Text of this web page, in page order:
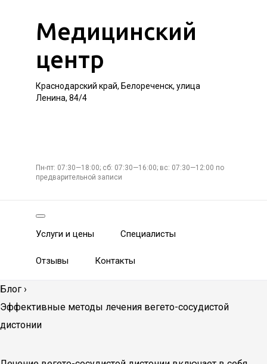
Медицинский
центр
Краснодарский край, Белореченск, улица
Ленина, 84/4
Пн-пт: 07:30—18:00; сб: 07:30—16:00; вс: 07:30—12:00 по
предварительной записи
Услуги и цены Специалисты
Отзывы Контакты
Блог ›
Эффективные методы лечения вегето-сосудистой
дистонии